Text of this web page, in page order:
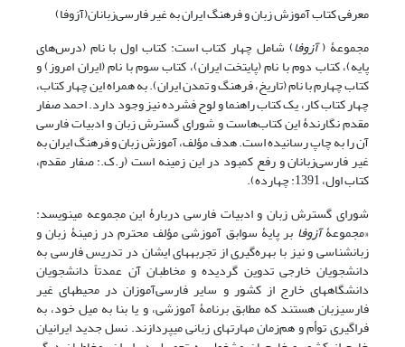
معرفی کتاب آموزش زبان و فرهنگ ایران به غیر فارسی‌زبانان(آزوفا)
مجموعۀ (آزوفا) شامل چهار کتاب است: کتاب اول با نام (درس‌های
پایه)، کتاب دوم با نام (پایتخت ایران)، کتاب سوم با نام (ایران امروز) و
کتاب چهارم با نام (تاریخ، فرهنگ و تمدن ایران). به همراه این چهار کتاب،
چهار کتاب کار، یک کتاب راهنما و لوح فشرده نیز وجود دارد. احمد صفار
مقدم نگارندۀ این کتاب‌هاست و شورای گسترش زبان و ادبیات فارسی
آن را به چاپ رسانیده است. هدف مؤلف، آموزش زبان و فرهنگ ایران به
غیر فارسی‌زبانان و رفع کمبود در این زمینه است (ر.ک.: صفار مقدم،
کتاب اول، 1391: چهارده).
شورای گسترش زبان و ادبیات فارسی دربارۀ این مجموعه می­نویسد:
«مجموعۀآزوفا بر پایۀ سوابق آموزشی مؤلف محترم در زمینۀ زبان و
زبان­شناسی و نیز با بهره‌گیری از تجربه­های ایشان در تدریس فارسی به
دانشجویان خارجی تدوین گردیده و مخاطبان آن عمدتاً دانشجویان
دانشگاه­های خارج از کشور و سایر فارسی‌آموزان در محیط­های غیر
فارسی­زبان هستند که مطابق برنامۀ آموزشی، و یا بنا به میل خود، به
فراگیری توأم و هم‌زمان مهارت­های زبانی می­پردازند. نسل جدید ایرانیان